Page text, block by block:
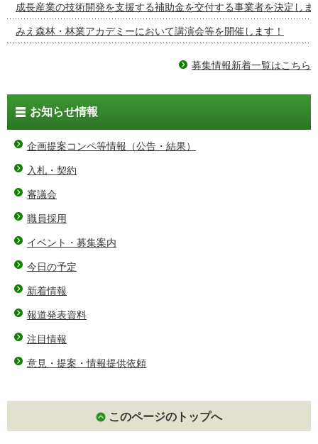
成長産業の技術開発を支援する補助金を交付する事業者を決定しま
みえ森林・林業アカデミーにおいて講演会等を開催します！
募集情報新着一覧はこちら
お知らせ情報
企画提案コンペ等情報（公告・結果）
入札・契約
審議会
職員採用
イベント・募集案内
今日の予定
新着情報
報道発表資料
注目情報
意見・提案・情報提供依頼
このページのトップへ